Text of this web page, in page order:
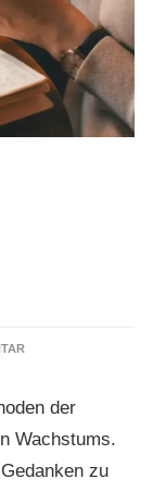
ZU
EMPFEHLUNG:
SO
DU
der
Wachstums.
zu